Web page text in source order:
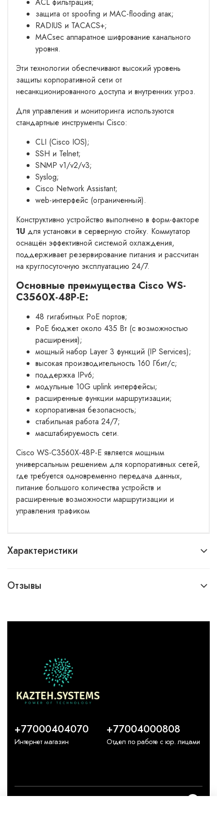
защита от spoofing и MAC-flooding атак;
RADIUS и TACACS+;
MACsec аппаратное шифрование канального
уровня.
Эти технологии обеспечивают высокий уровень
защиты корпоративной сети от
несанкционированного доступа и внутренних угроз.
Для управления и мониторинга используются
стандартные инструменты Cisco:
CLI (Cisco IOS);
SSH и Telnet;
SNMP v1/v2/v3;
Syslog;
Cisco Network Assistant;
web-интерфейс (ограниченный).
Конструктивно устройство выполнено в форм-факторе
1U для установки в серверную стойку. Коммутатор
оснащён эффективной системой охлаждения,
поддерживает резервирование питания и рассчитан
на круглосуточную эксплуатацию 24/7.
Основные преимущества Cisco WS-
C3560X-48P-E:
48 гигабитных PoE портов;
PoE бюджет около 435 Вт (с возможностью
расширения);
мощный набор Layer 3 функций (IP Services);
высокая производительность 160 Гбит/с;
поддержка IPv6;
модульные 10G uplink интерфейсы;
расширенные функции маршрутизации;
корпоративная безопасность;
стабильная работа 24/7;
масштабируемость сети.
Cisco WS-C3560X-48P-E является мощным
универсальным решением для корпоративных сетей,
где требуется одновременно передача данных,
питание большого количества устройств и
расширенные возможности маршрутизации и
управления трафиком
Характеристики
Отзывы
+77000404070
Интернет магазин
+77004000808
Отдел по работе с юр. лицами